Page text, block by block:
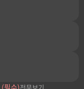
전문보기